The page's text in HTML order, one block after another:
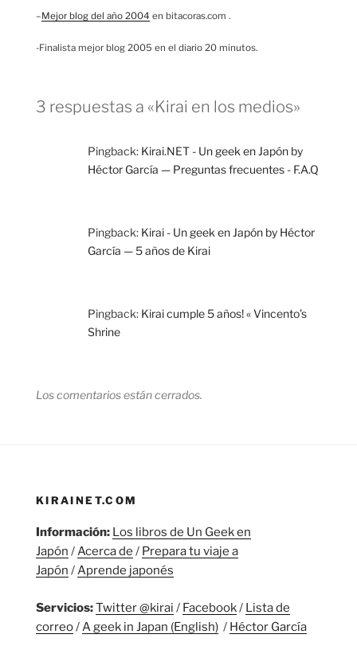
–Mejor blog del año 2004 en bitacoras.com .
-Finalista mejor blog 2005 en el diario 20 minutos.
3 respuestas a «Kirai en los medios»
Pingback: Kirai.NET - Un geek en Japón by
Héctor García — Preguntas frecuentes - F.A.Q
Pingback: Kirai - Un geek en Japón by Héctor
García — 5 años de Kirai
Pingback: Kirai cumple 5 años! « Vincento’s
Shrine
Los comentarios están cerrados.
KIRAINET.COM
Información: Los libros de Un Geek en
Japón /Acerca de / Prepara tu viaje a
Japón /Aprende japonés
Servicios:Twitter @kirai / Facebook/ Lista de
correo/A geek in Japan (English) / Héctor García